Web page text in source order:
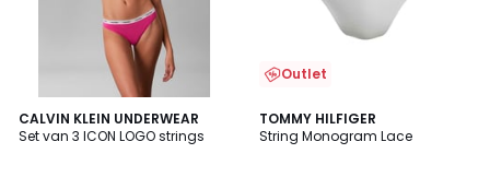
CALVIN KLEIN UNDERWEAR
Set van 3 ICON LOGO strings
Outlet
TOMMY HILFIGER
String Monogram Lace